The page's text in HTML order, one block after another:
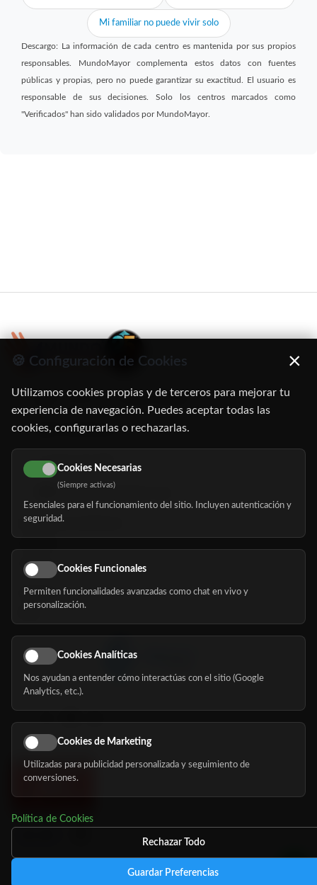
Mi familiar no puede vivir solo
Descargo: La información de cada centro es mantenida por sus propios
responsables. MundoMayor complementa estos datos con fuentes
públicas y propias, pero no puede garantizar su exactitud. El usuario es
responsable de sus decisiones. Solo los centros marcados como
"Verificados" han sido validados por MundoMayor.
C/ Oruro, 11. 28016 Madrid
91 345 06 26
616 113 103
hola@mundomayor.com
Buscador de residencias
Eventos
Nosotros
Síguenos
🍪 Configuración de Cookies ×
Utilizamos cookies propias y de terceros para mejorar tu
experiencia de navegación. Puedes aceptar todas las
cookies, configurarlas o rechazarlas.
Cookies Necesarias
(Siempre activas)
Esenciales para el funcionamiento del sitio. Incluyen autenticación y
seguridad.
Cookies Funcionales
Permiten funcionalidades avanzadas como chat en vivo y
personalización.
Cookies Analíticas
Nos ayudan a entender cómo interactúas con el sitio (Google
Analytics, etc.).
Cookies de Marketing
Utilizadas para publicidad personalizada y seguimiento de
conversiones.
Política de Cookies
Rechazar Todo
Guardar Preferencias